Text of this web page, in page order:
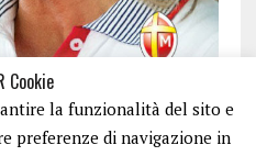
Cookie
la funzionalità del sito e
preferenze di navigazione in